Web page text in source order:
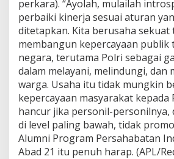
perkara). “Ayolah, mulailah
perbaiki kinerja sesuai aturan
ditetapkan. Kita berusaha sekuat
membangun kepercayaan
negara, terutama Polri sebagai
dalam melayani, melindungi, dan
warga. Usaha itu tidak mungkin
kepercayaan masyarakat kepada
hancur jika personil-personilnya,
di level paling bawah, tidak
Alumni Program Persahabatan
Abad 21 itu penuh harap. (APL/